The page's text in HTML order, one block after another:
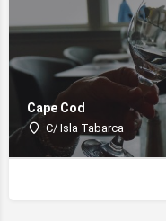
Cape Cod
C/ Isla Tabarca